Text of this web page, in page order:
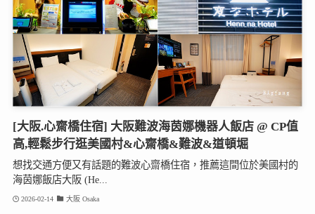
[大阪.心齋橋住宿] 大阪難波海茵娜機器人飯店 @ CP值
高,輕鬆步行逛美國村&心齋橋&難波&道頓堀
想找交通方便又有話題的難波心齋橋住宿，推薦這間位於美國村的
海茵娜飯店大阪 (He...
2026-02-14 大阪 Osaka